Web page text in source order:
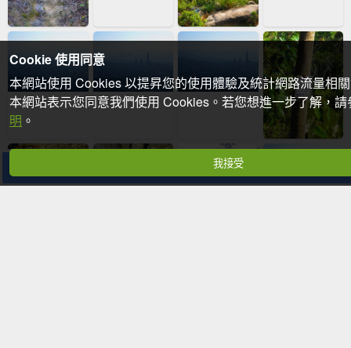
分享
Cookie 使用同意
本網站使用 Cookies 以提昇您的使用體驗及統計網路流量相
本網站表示您同意我們使用 Cookies。若您想進一步了解，
明 。
我接受